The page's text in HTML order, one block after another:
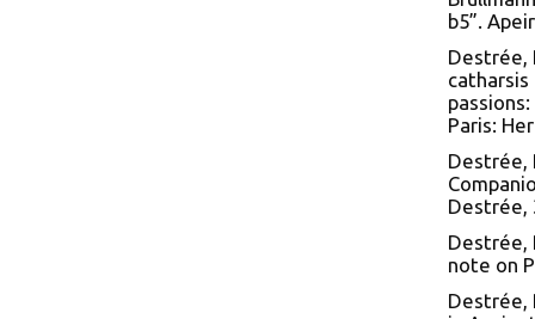
b5”.
Destrée,
Paris:
Destrée,
Destrée,
Destrée,
note on
Destrée,